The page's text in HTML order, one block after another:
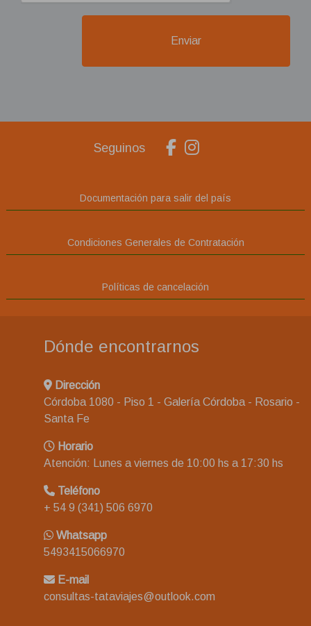
Enviar
Seguinos
Documentación para salir del país
Condiciones Generales de Contratación
Políticas de cancelación
Dónde encontrarnos
Dirección
Córdoba 1080 - Piso 1 - Galería Córdoba - Rosario -
Santa Fe
Horario
Atención: Lunes a viernes de 10:00 hs a 17:30 hs
Teléfono
+ 54 9 (341) 506 6970
Whatsapp
5493415066970
E-mail
consultas-tataviajes@outlook.com